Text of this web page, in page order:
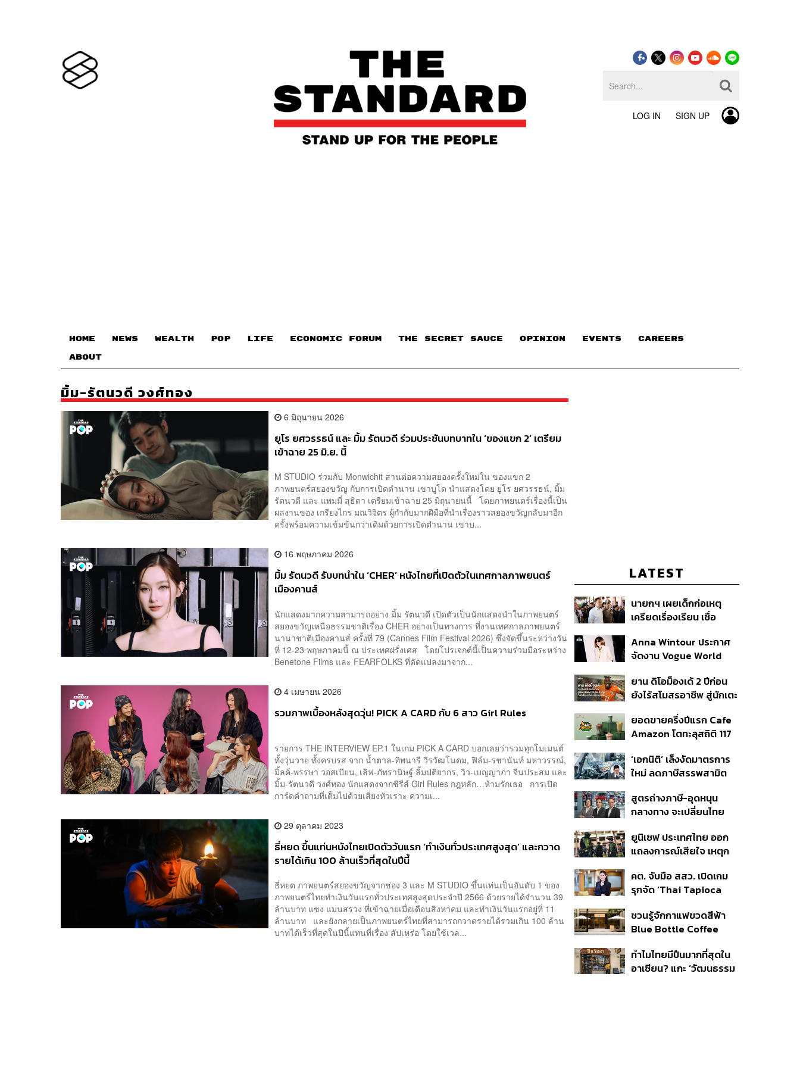
LOG IN SIGN UP
HOME NEWS WEALTH POP LIFE ECONOMIC FORUM THE SECRET SAUCE​ OPINION EVENTS CAREERS
ABOUT
มิ้ม-รัตนวดี วงศ์ทอง
6 มิถุนายน 2026
ยูโร ยศวรรธน์ และ มิ้ม รัตนวดี ร่วมประชันบทบาทใน ‘ของแขก 2’ เตรียม
เข้าฉาย 25 มิ.ย. นี้
M STUDIO ร่วมกับ Monwichit สานต่อความสยองครั้งใหม่ใน ของแขก 2
ภาพยนตร์สยองขวัญ กับการเปิดตำนาน เขาบูโด นำแสดงโดย ยูโร ยศวรรธน์, มิ้ม
รัตนวดี และ แพมมี่ สุธิดา เตรียมเข้าฉาย 25 มิถุนายนนี้ โดยภาพยนตร์เรื่องนี้เป็น
ผลงานของ เกรียงไกร มณวิจิตร ผู้กำกับมากฝีมือที่นำเรื่องราวสยองขวัญกลับมาอีก
ครั้งพร้อมความเข้มข้นกว่าเดิมด้วยการเปิดตำนาน เขาบ...
16 พฤษภาคม 2026
มิ้ม รัตนวดี รับบทนำใน ‘CHER’ หนังไทยที่เปิดตัวในเทศกาลภาพยนตร์
เมืองคานส์
นักแสดงมากความสามารถอย่าง มิ้ม รัตนวดี เปิดตัวเป็นนักแสดงนำในภาพยนตร์
สยองขวัญเหนือธรรมชาติเรื่อง CHER อย่างเป็นทางการ ที่งานเทศกาลภาพยนตร์
นานาชาติเมืองคานส์ ครั้งที่ 79 (Cannes Film Festival 2026) ซึ่งจัดขึ้นระหว่างวัน
ที่ 12-23 พฤษภาคมนี้ ณ ประเทศฝรั่งเศส โดยโปรเจกต์นี้เป็นความร่วมมือระหว่าง
Benetone Films และ FEARFOLKS ที่ดัดแปลงมาจาก...
4 เมษายน 2026
รวมภาพเบื้องหลังสุดวุ่น! PICK A CARD กับ 6 สาว Girl Rules
รายการ THE INTERVIEW EP.1 ในเกม PICK A CARD บอกเลยว่ารวมทุกโมเมนต์
ทั้งวุ่นวาย ทั้งครบรส จาก น้ำตาล-ทิพนารี วีรวัฒโนดม, ฟิล์ม-รชานันท์ มหาวรรณ์,
มิ้ลค์-พรรษา วอสเบียน, เลิฟ-ภัทรานิษฐ์ ลิ้มปติยากร, วิว-เบญญาภา จีนประสม และ
มิ้ม-รัตนวดี วงศ์ทอง นักแสดงจากซีรีส์ Girl Rules กฎหลัก…ห้ามรักเธอ การเปิด
การ์ดคำถามที่เต็มไปด้วยเสียงหัวเราะ ความเ...
29 ตุลาคม 2023
ธี่หยด ขึ้นแท่นหนังไทยเปิดตัววันแรก ‘ทำเงินทั่วประเทศสูงสุด’ และกวาด
รายได้เกิน 100 ล้านเร็วที่สุดในปีนี้
ธี่หยด ภาพยนตร์สยองขวัญจากช่อง 3 และ M STUDIO ขึ้นแท่นเป็นอันดับ 1 ของ
ภาพยนตร์ไทยทำเงินวันแรกทั่วประเทศสูงสุดประจำปี 2566 ด้วยรายได้จำนวน 39
ล้านบาท แซง แมนสรวง ที่เข้าฉายเมื่อเดือนสิงหาคม และทำเงินวันแรกอยู่ที่ 11
ล้านบาท และยังกลายเป็นภาพยนตร์ไทยที่สามารถกวาดรายได้รวมเกิน 100 ล้าน
บาทได้เร็วที่สุดในปีนี้แทนที่เรื่อง สัปเหร่อ โดยใช้เวล...
LATEST
นายกฯ เผยเด็กก่อเหตุ
เครียดเรื่องเรียน เชื่อ
กระสุนอีกกว่า 30 นัด หาก
ไม่จบชีวิตตัวเองอาจสูญ
Anna Wintour ประกาศ
จัดงาน Vogue World
ยาน ดิโอม็องเด้ 2 ปีก่อน
ยังไร้สโมสรอาชีพ สู่นักเตะ
สัญญาถึงน้องสาวผู้ล่วง
ลับ
ยอดขายครึ่งปีแรก Cafe
Amazon โตทะลุสถิติ 117
สไตล์ OR โตต่อเนื่อง
‘เอกนิติ’ เล็งงัดมาตรการ
ใหม่ ลดภาษีสรรพสามิต
โรงงานในไทย
สูตรถ่างภาษี-อุดหนุน
กลางทาง จะเปลี่ยนไทย
EV ได้จริงหรือ?
ยูนิเซฟ ประเทศไทย ออก
แถลงการณ์เสียใจ เหตุก
นนทบุรี ชี้โรงเรียนควรเป็น
พื้นที่ปลอดภัย
คต. จับมือ สสว. เปิดเกม
รุกจัด ‘Thai Tapioca
แข็งแกร่ง ยกระดับความ
เชื่อมั่นมันสำปะหลังไทยใน
ชวนรู้จักกาแฟขวดสีฟ้า
Blue Bottle Coffee
และมีอะไรน่าสนใจบ้าง?
ทำไมไทยมีปืนมากที่สุดใน
อาเซียน? แกะ ‘วัฒนธรรม